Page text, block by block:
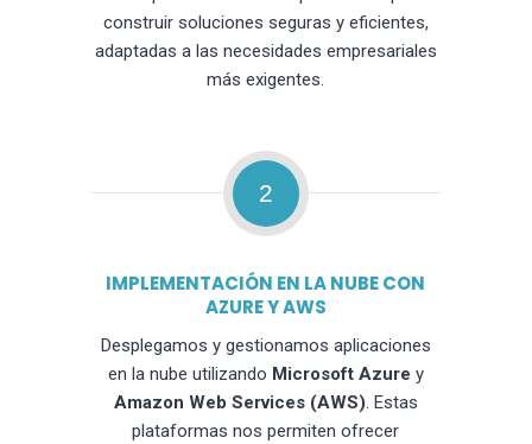
construir soluciones seguras y eficientes,
adaptadas a las necesidades empresariales
más exigentes.
2
IMPLEMENTACIÓN EN LA NUBE CON
AZURE Y AWS
Desplegamos y gestionamos aplicaciones
en la nube utilizando Microsoft Azure y
Amazon Web Services (AWS). Estas
plataformas nos permiten ofrecer